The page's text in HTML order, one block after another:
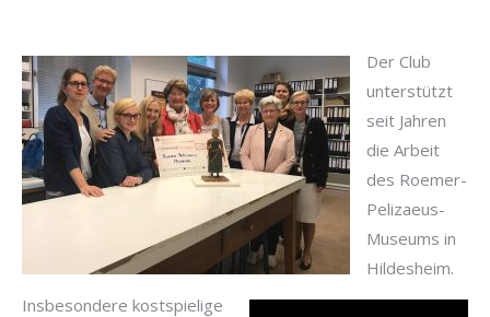
Der Club
unterstützt
seit Jahren
die Arbeit
des Roemer-
Pelizaeus-
Museums in
Hildesheim.
Insbesondere kostspielige